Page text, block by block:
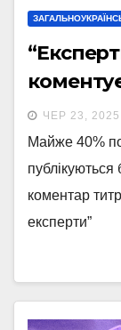
ЧЕР 23, 2025
Майже 40%
публікуються
коментар
експерти”